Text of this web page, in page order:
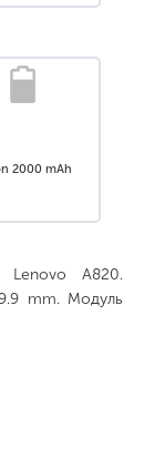
2000 mAh
Lenovo A820.
mm. Модуль